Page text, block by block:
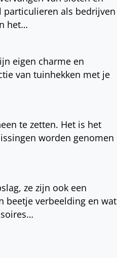
particulieren als bedrijven
het…
eigen charme en
van tuinhekken met je
te zetten. Het is het
worden genomen
ze zijn ook een
beetje verbeelding en wat